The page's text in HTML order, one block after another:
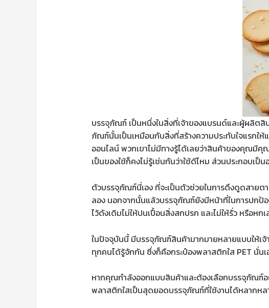
บรรจุภัณฑ์ เป็นหนึ่งในสิ่งที่เจ้าของแบรนด์และผู้ผลิต
ภัณฑ์นั้นเป็นเหมือนกับสิ่งที่สร้างความประทับใจแรกใ
ออนไลน์ พวกเขาไม่มีทางรู้ได้เลยว่าสินค้าของคุณมีคุ
เป็นของใช้ก็คงไม่รู้เช่นกันว่าใช้ดีไหม ส่วนประกอบเป็น
ตัวบรรจุภัณฑ์นี่เอง ที่จะเป็นตัวช่วยในการดึงดูดสาย
ลอง นอกจากนั้นแล้วบรรจุภัณฑ์ยังมีหน้าที่ในการปกป้
ไว้ดังเดิมไม่ให้ปนเปื้อนสิ่งสกปรก และไม่ให้รั่ว หรือหกเ
ในปัจจุบันนี้ มีบรรจุภัณฑ์สินค้ามากมายหลายแบบให้เ
ทุกคนได้รู้จักกัน ซึ่งก็คือกระป๋องพลาสติกใส PET นั่นเ
หากคุณกำลังออกแบบสินค้าและต้องเลือกบรรจุภัณฑ์อ
พลาสติกใสเป็นสุดยอดบรรจุภัณฑ์ที่ใช้งานได้หลากห